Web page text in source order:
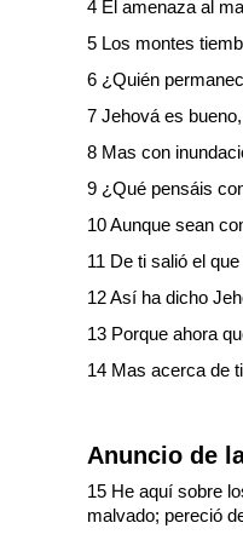
4 El amenaza al
5 Los montes
6 ¿Quién
7 Jehová es
8 Mas con
9 ¿Qué pensáis
10 Aunque sean
11 De ti salió el
12 Así ha dicho
13 Porque ahora
14 Mas acerca de
Anuncio de
15 He aquí sobre
malvado; pereció